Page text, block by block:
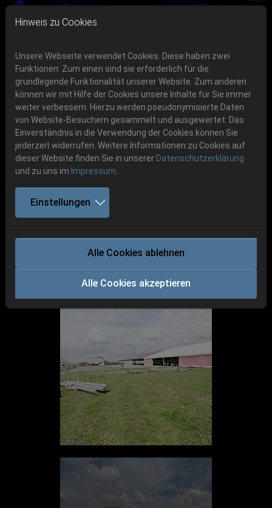
Skip to main navigation
Skip to main content
Skip to page footer
Get your tickets!
Ticketshop www.cudgel.de
Previous Next
Party.San 2014
P.S:O:A Galerie 2014 Shetland
Impressionen
Hinweis zu Cookies
Unsere Webseite verwendet Cookies. Diese haben zwei
Funktionen: Zum einen sind sie erforderlich für die
grundlegende Funktionalität unserer Website. Zum anderen
können wir mit Hilfe der Cookies unsere Inhalte für Sie immer
weiter verbessern. Hierzu werden pseudonymisierte Daten
von Website-Besuchern gesammelt und ausgewertet. Das
Einverständnis in die Verwendung der Cookies können Sie
jederzeit widerrufen. Weitere Informationen zu Cookies auf
dieser Website finden Sie in unserer Datenschutzerklärung
und zu uns im Impressum
Einstellungen
Alle Cookies ablehnen
Alle Cookies akzeptieren